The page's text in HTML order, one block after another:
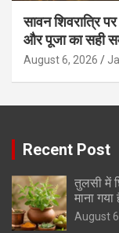
सावन शिवरात्रि
और पूजा का सही
August 6, 2026
Recent Post
तुलसी में
माना
August